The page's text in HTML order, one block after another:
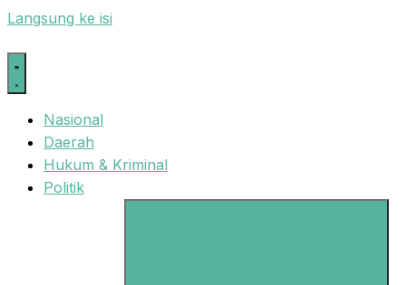
Langsung ke isi
Nasional
Daerah
Hukum & Kriminal
Politik